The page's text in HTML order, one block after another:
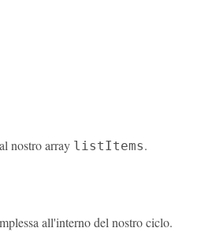
nostro array listItems.
all'interno del nostro ciclo.